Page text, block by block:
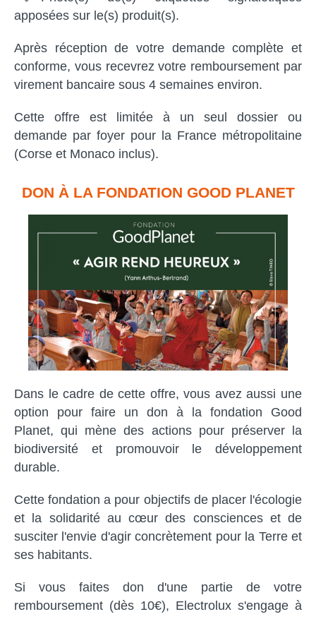
apposées sur le(s) produit(s).
Après réception de votre demande complète et
conforme, vous recevrez votre remboursement par
virement bancaire sous 4 semaines environ.
Cette offre est limitée à un seul dossier ou
demande par foyer pour la France métropolitaine
(Corse et Monaco inclus).
DON À LA FONDATION GOOD PLANET
Dans le cadre de cette offre, vous avez aussi une
option pour faire un don à la fondation Good
Planet, qui mène des actions pour préserver la
biodiversité et promouvoir le développement
durable.
Cette fondation a pour objectifs de placer l'écologie
et la solidarité au cœur des consciences et de
susciter l'envie d'agir concrètement pour la Terre et
ses habitants.
Si vous faites don d'une partie de votre
remboursement (dès 10€), Electrolux s'engage à